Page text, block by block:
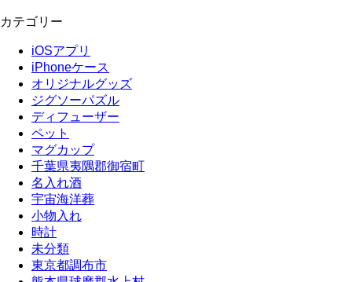
カテゴリー
iOSアプリ
iPhoneケース
オリジナルグッズ
ジグソーパズル
ディフューザー
ペット
マグカップ
千葉県夷隅郡御宿町
名入れ酒
宇宙海洋葬
小物入れ
時計
未分類
東京都調布市